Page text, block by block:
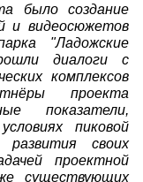
было создание
и видеосюжетов
"Ладожские
диалоги с
комплексов
проекта
показатели,
пиковой
развития своих
проектной
существующих